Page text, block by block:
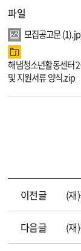
파일
모집공고문
해냄청소년활동센터
및 지원서류 양식.zip
이전글
다음글